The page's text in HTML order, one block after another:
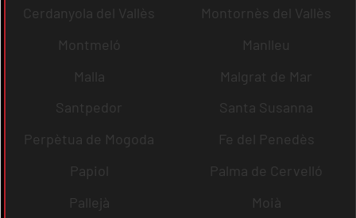
Cerdanyola del Vallès
Montornès del Vallès
Montmeló
Manlleu
Malla
Malgrat de Mar
Santpedor
Santa Susanna
Perpètua de Mogoda
Fe del Penedès
Papiol
Palma de Cervelló
Pallejà
Moià